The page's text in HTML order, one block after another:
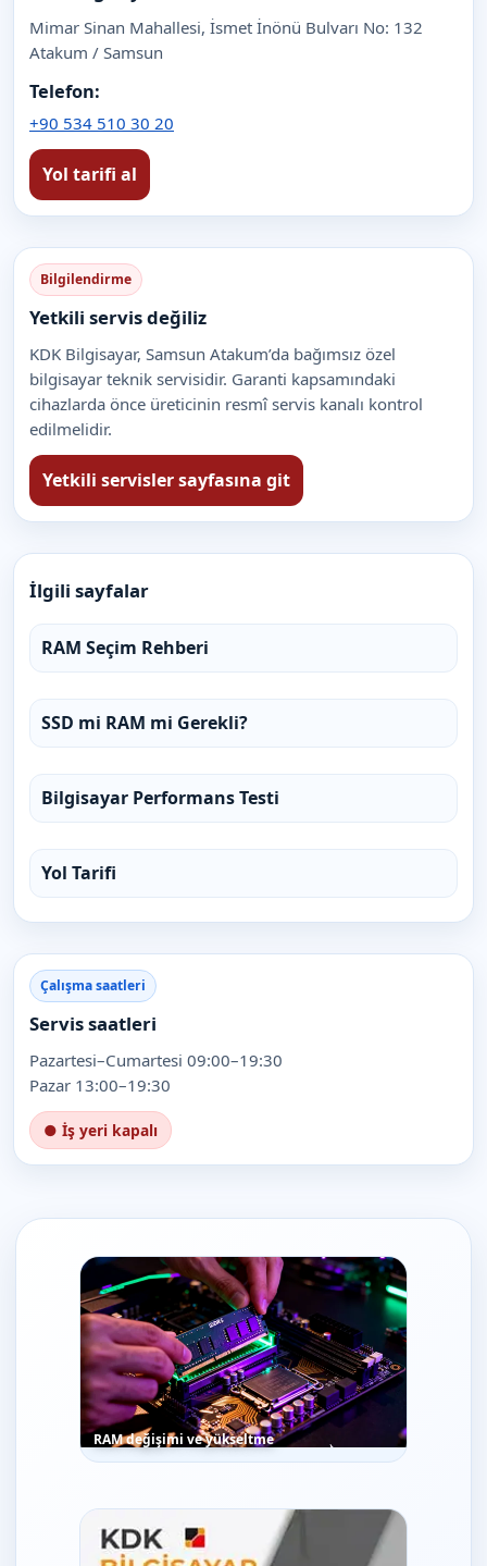
Mimar Sinan Mahallesi, İsmet İnönü Bulvarı No: 132
Atakum / Samsun
Telefon:
+90 534 510 30 20
Yol tarifi al
Bilgilendirme
Yetkili servis değiliz
KDK Bilgisayar, Samsun Atakum’da bağımsız özel
bilgisayar teknik servisidir. Garanti kapsamındaki
cihazlarda önce üreticinin resmî servis kanalı kontrol
edilmelidir.
Yetkili servisler sayfasına git
İlgili sayfalar
RAM Seçim Rehberi
SSD mi RAM mi Gerekli?
Bilgisayar Performans Testi
Yol Tarifi
Çalışma saatleri
Servis saatleri
Pazartesi–Cumartesi 09:00–19:30
Pazar 13:00–19:30
● İş yeri kapalı
RAM değişimi ve yükseltme